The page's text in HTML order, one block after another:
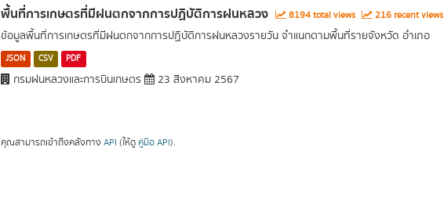
พื้นที่การเกษตรที่มีฝนตกจากการปฏิบัติการฝนหลวง 8194 total views 216 recent views
ข้อมูลพื้นที่การเกษตรที่มีฝนตกจากการปฏิบัติการฝนหลวงรายวัน จำแนกตามพื้นที่รายจังหวัด อำเภอ
JSON CSV PDF
กรมฝนหลวงและการบินเกษตร 23 สิงหาคม 2567
คุณสามารถเข้าถึงคลังทาง API (ให้ดู คู่มือ API).